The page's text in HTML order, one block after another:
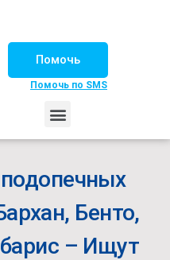
Помочь
Помочь по SMS
Бенто,
– Ищут